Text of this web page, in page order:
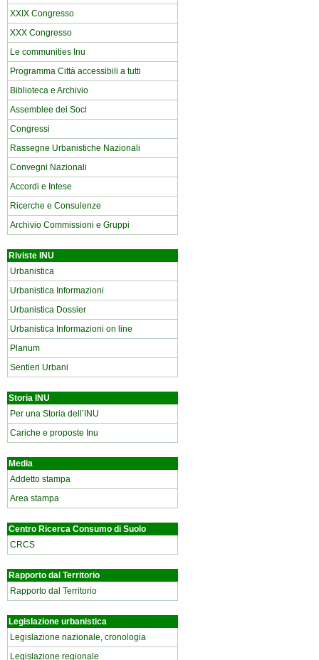
XXIX Congresso
XXX Congresso
Le communities Inu
Programma Città accessibili a tutti
Biblioteca e Archivio
Assemblee dei Soci
Congressi
Rassegne Urbanistiche Nazionali
Convegni Nazionali
Accordi e Intese
Ricerche e Consulenze
Archivio Commissioni e Gruppi
Riviste INU
Urbanistica
Urbanistica Informazioni
Urbanistica Dossier
Urbanistica Informazioni on line
Planum
Sentieri Urbani
Storia INU
Per una Storia dell’INU
Cariche e proposte Inu
Media
Addetto stampa
Area stampa
Centro Ricerca Consumo di Suolo
CRCS
Rapporto dal Territorio
Rapporto dal Territorio
Legislazione urbanistica
Legislazione nazionale, cronologia
Legislazione regionale